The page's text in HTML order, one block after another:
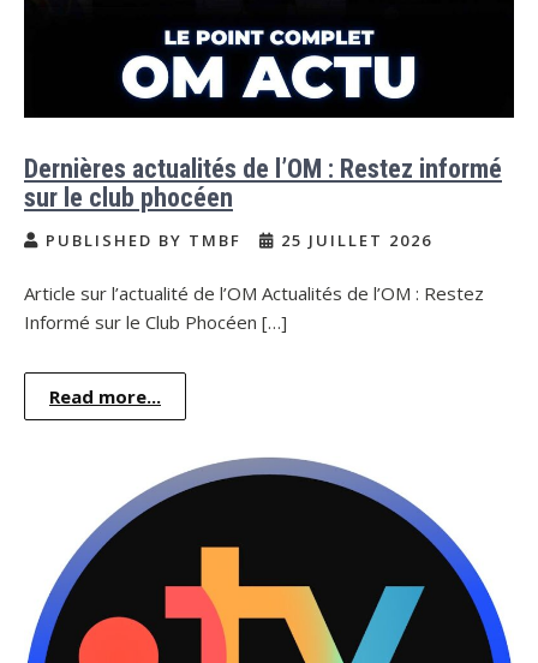
Dernières actualités de l’OM : Restez informé
sur le club phocéen
PUBLISHED BY TMBF 25 JUILLET 2026
Article sur l’actualité de l’OM Actualités de l’OM : Restez
Informé sur le Club Phocéen […]
Read more...